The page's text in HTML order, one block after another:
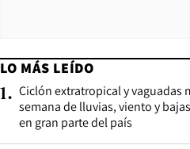
LO MÁS LEÍDO
1. Ciclón extratropical y vaguadas
semana de lluvias, viento y
en gran parte del país